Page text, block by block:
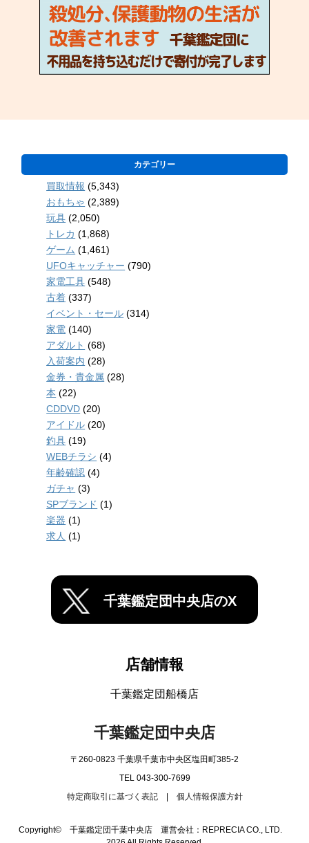
カテゴリー
買取情報 (5,343)
おもちゃ (2,389)
玩具 (2,050)
トレカ (1,868)
ゲーム (1,461)
UFOキャッチャー (790)
家電工具 (548)
古着 (337)
イベント・セール (314)
家電 (140)
アダルト (68)
入荷案内 (28)
金券・貴金属 (28)
本 (22)
CDDVD (20)
アイドル (20)
釣具 (19)
WEBチラシ (4)
年齢確認 (4)
ガチャ (3)
SPブランド (1)
楽器 (1)
求人 (1)
千葉鑑定団中央店のX
店舗情報
千葉鑑定団船橋店
千葉鑑定団中央店
〒260-0823 千葉県千葉市中央区塩田町385-2
TEL 043-300-7699
特定商取引に基づく表記| 個人情報保護方針
Copyright© 千葉鑑定団千葉中央店 運営会社：REPRECIA CO., LTD.